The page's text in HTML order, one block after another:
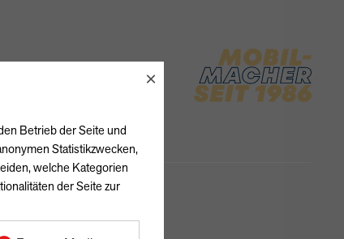
×
Betrieb der Seite und
Statistikzwecken,
welche Kategorien
der Seite zur